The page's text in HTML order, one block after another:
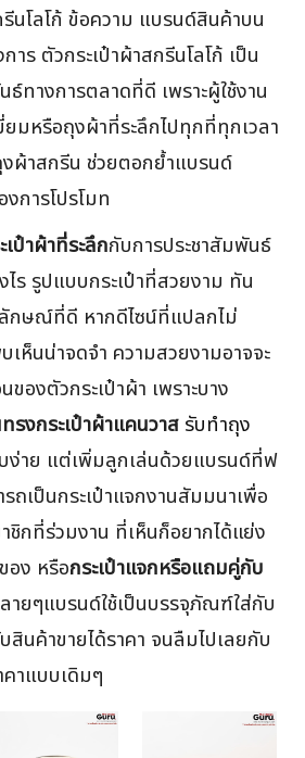
โลโก้ ข้อความ แบรนด์สินค้าบน
าร ตัวกระเป๋าผ้าสกรีนโลโก้ เป็น
ธ์ทางการตลาดที่ดี เพราะผู้ใช้งาน
ยมหรือถุงผ้าที่ระลึกไปทุกที่ทุกเวลา
งผ้าสกรีน ช่วยตอกย้ำแบรนด์
การโปรโมท
ป๋าผ้าที่ระลึกกับการประชาสัมพันธ์
ไร รูปแบบกระเป๋าที่สวยงาม ทัน
กษณ์ที่ดี หากดีไซน์ที่แปลกไม่
เห็นน่าจดจำ ความสวยงามอาจจะ
องตัวกระเป๋าผ้า เพราะบาง
รงกระเป๋าผ้าแคนวาส รับทำถุง
ง่าย แต่เพิ่มลูกเล่นด้วยแบรนด์ที่ฟ
ถเป็นกระเป๋าแจกงานสัมมนาเพื่อ
กที่ร่วมงาน ที่เห็นก็อยากได้แย่ง
อง หรือกระเป๋าแจกหรือแถมคู่กับ
ายๆแบรนด์ใช้เป็นบรรจุภัณฑ์ใส่กับ
นค้าขายได้ราคา จนลืมไปเลยกับ
คาแบบเดิมๆ